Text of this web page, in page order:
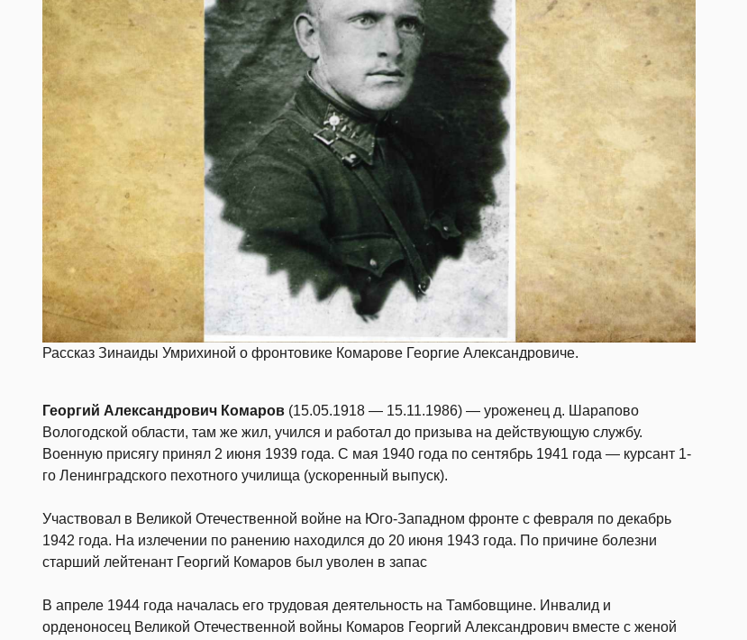
Рассказ Зинаиды Умрихиной о фронтовике Комарове Георгие Александровиче.
Георгий Александрович Комаров (15.05.1918 — 15.11.1986) — уроженец д. Шарапово
Вологодской области, там же жил, учился и работал до призыва на действующую службу.
Военную присягу принял 2 июня 1939 года. С мая 1940 года по сентябрь 1941 года — курсант 1-
го Ленинградского пехотного училища (ускоренный выпуск).
Участвовал в Великой Отечественной войне на Юго-Западном фронте с февраля по декабрь
1942 года. На излечении по ранению находился до 20 июня 1943 года. По причине болезни
cтарший лейтенант Георгий Комаров был уволен в запас
В апреле 1944 года началась его трудовая деятельность на Тамбовщине. Инвалид и
орденоносец Великой Отечественной войны Комаров Георгий Александрович вместе с женой